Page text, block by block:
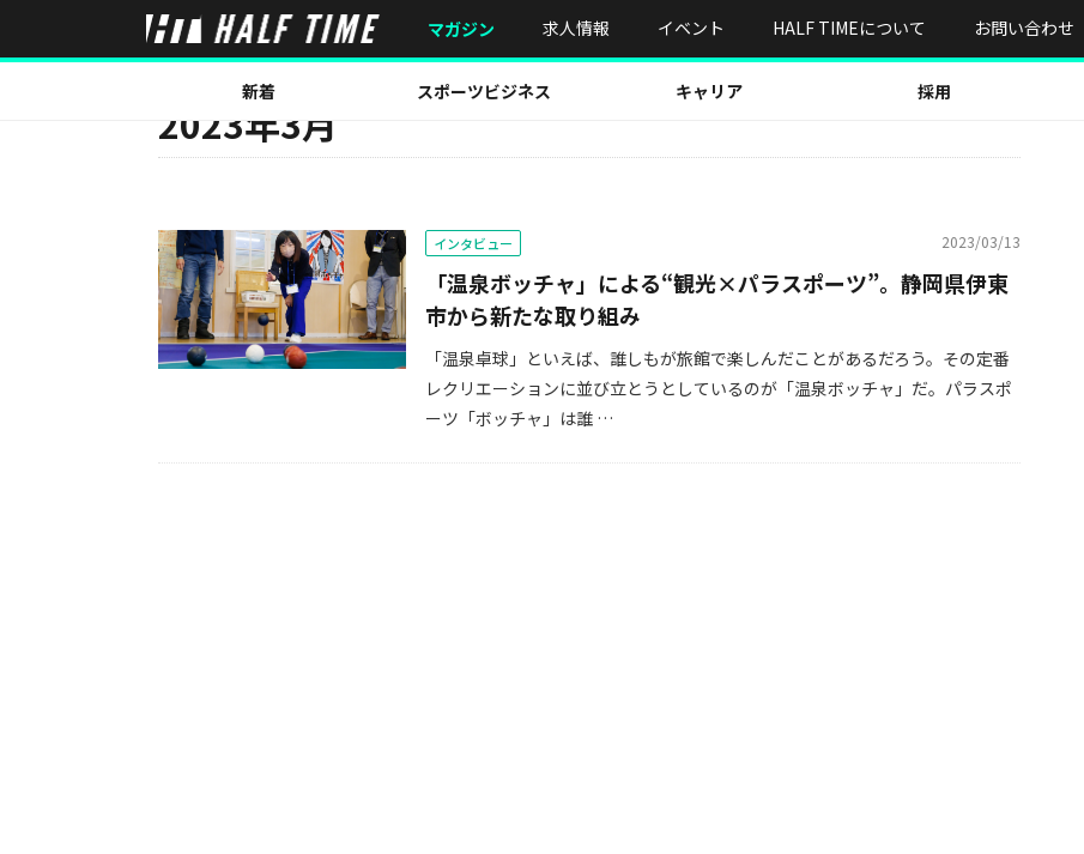
マガジン 求人情報 イベント HALF TIMEについて お問い合わせ
新着 スポーツビジネス キャリア 採用
2023年3月
インタビュー 2023/03/13
「温泉ボッチャ」による“観光×パラスポーツ”。静岡県伊東
市から新たな取り組み
「温泉卓球」といえば、誰しもが旅館で楽しんだことがあるだろう。その定番
レクリエーションに並び立とうとしているのが「温泉ボッチャ」だ。パラスポ
ーツ「ボッチャ」は誰 …